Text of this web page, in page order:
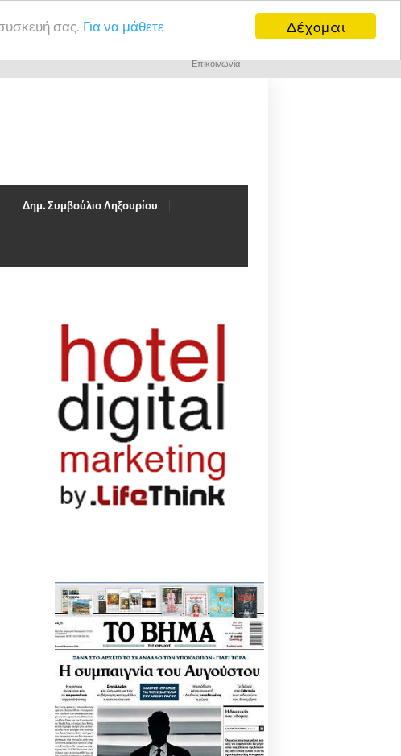
Δέχομαι
σας. Για να μάθετε
Επικοινωνία
Δημ. Συμβούλιο Ληξουρίου